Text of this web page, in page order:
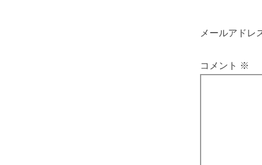
メールアドレ
コメント ※